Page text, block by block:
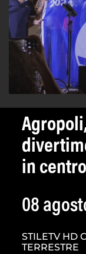
in centro
08
STILETV HD
TERRESTRE